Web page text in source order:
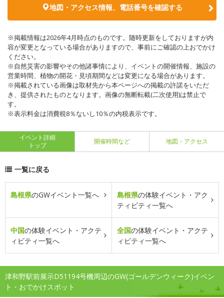
地図・アクセス情報、電話番号を確認する
※掲載情報は2026年4月時点のものです。随時更新をしておりますが内
容が変更となっている場合がありますので、事前にご確認の上おでかけ
ください。
※自然災害の影響やその他諸事情により、イベントの開催情報、施設の
営業時間、植物の開花・見頃期間などは変更になる場合があります。
※掲載されている画像は取材先から本ページへの掲載の許諾をいただ
き、提供されたものとなります。画像の無断転載(二次使用)は禁止で
す。
※表示料金は消費税8％ないし10％の内税表示です。
イベント詳細
トップ
開催時間など 地図・アクセス
一覧に戻る
島根県のGWイベント一覧へ 島根県の体験イベント・アク
ティビティ一覧へ
中国の体験イベント・アクテ
ィビティ一覧へ
全国の体験イベント・アクテ
ィビティ一覧へ
津和野駅前展示D51194号機周辺のGW(ゴールデンウィーク)イベン
ト・おでかけスポット